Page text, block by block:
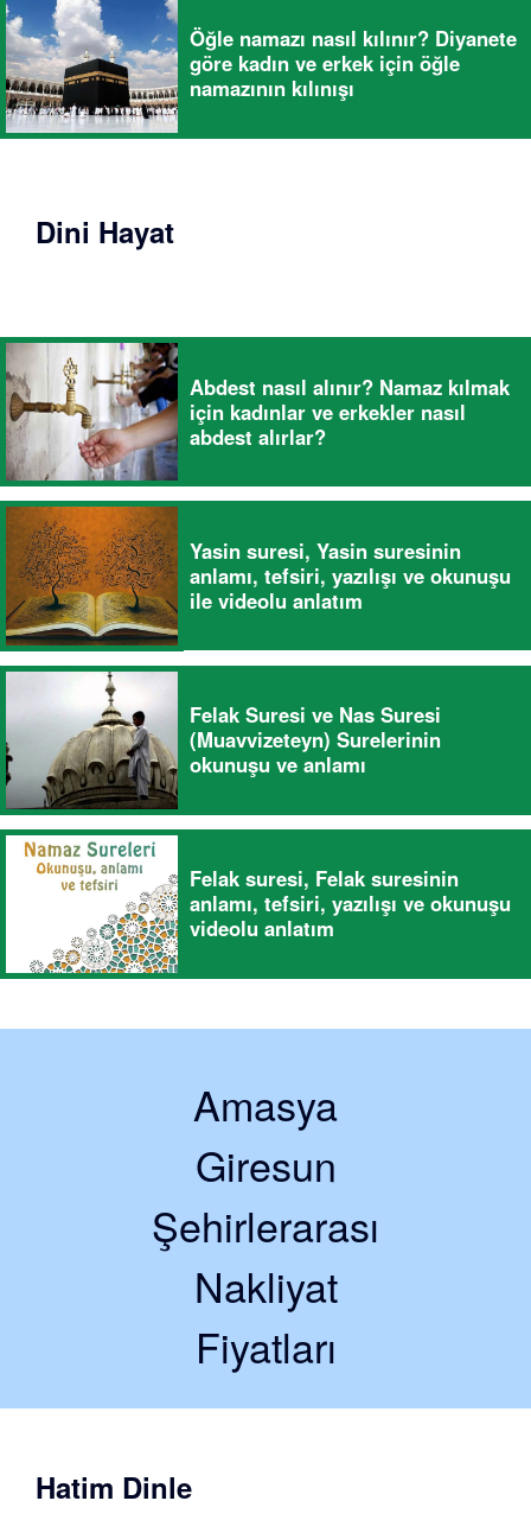
Öğle namazı nasıl kılınır? Diyanete
göre kadın ve erkek için öğle
namazının kılınışı
Dini Hayat
Abdest nasıl alınır? Namaz kılmak
için kadınlar ve erkekler nasıl
abdest alırlar?
Yasin suresi, Yasin suresinin
anlamı, tefsiri, yazılışı ve okunuşu
ile videolu anlatım
Felak Suresi ve Nas Suresi
(Muavvizeteyn) Surelerinin
okunuşu ve anlamı
Felak suresi, Felak suresinin
anlamı, tefsiri, yazılışı ve okunuşu
videolu anlatım
Amasya
Giresun
Şehirlerarası
Nakliyat
Fiyatları
Hatim Dinle